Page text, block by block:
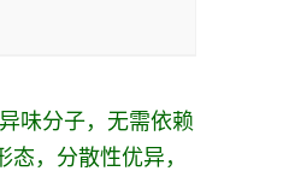
味分子，无需依赖
，分散性优异，